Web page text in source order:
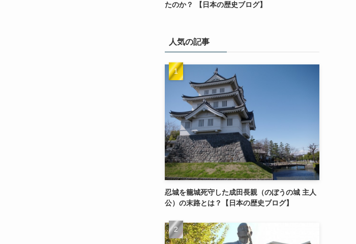
たのか？ 【日本の歴史ブログ】
人気の記事
忍城を籠城死守した成田長親（のぼうの城 主人
公）の末路とは？【日本の歴史ブログ】